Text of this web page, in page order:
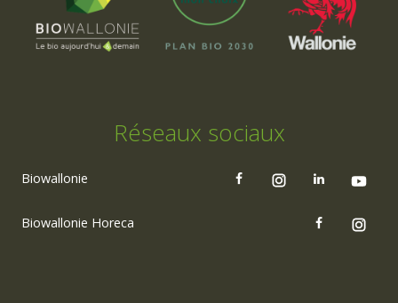
Réseaux sociaux
Biowallonie
Biowallonie Horeca